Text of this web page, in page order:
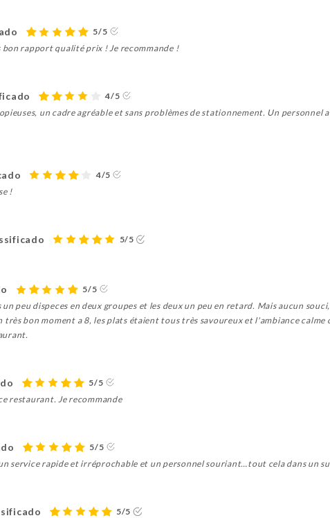
5/5
bon rapport qualité prix ! Je recommande !
4/5
un cadre agréable et sans problèmes de stationnement. Un
4/5
!
5/5
5/5
un peu dispeces en deux groupes et les deux un peu en retard. Mais aucun
très bon moment a 8, les plats étaient tous très savoureux et l'ambiance
5/5
restaurant. Je recommande
5/5
service rapide et irréprochable et un personnel souriant…tout cela dans un
5/5